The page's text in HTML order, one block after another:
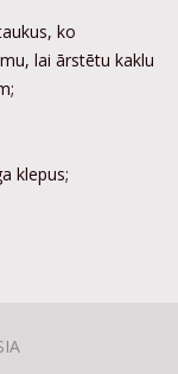
ko
lai ārstētu kaklu
klepus;